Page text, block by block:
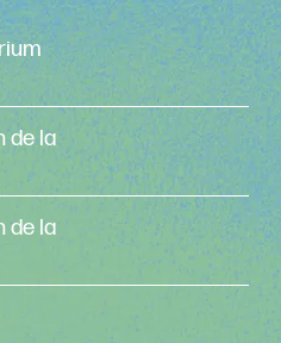
de la
de la